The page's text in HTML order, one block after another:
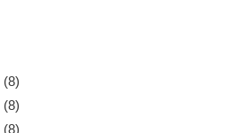
(8)
(8)
(8)